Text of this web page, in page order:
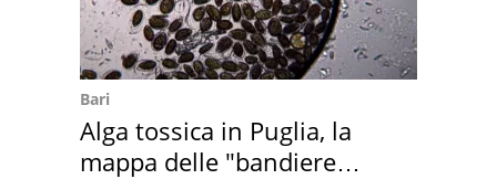
Bari
Alga tossica in Puglia, la
mappa delle "bandiere